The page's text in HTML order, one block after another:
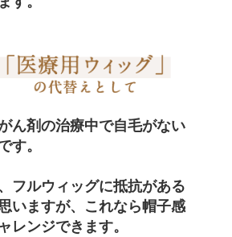
ん剤の治療中で自毛がない
す。
フルウィッグに抵抗がある
いますが、これなら帽子感
レンジできます。